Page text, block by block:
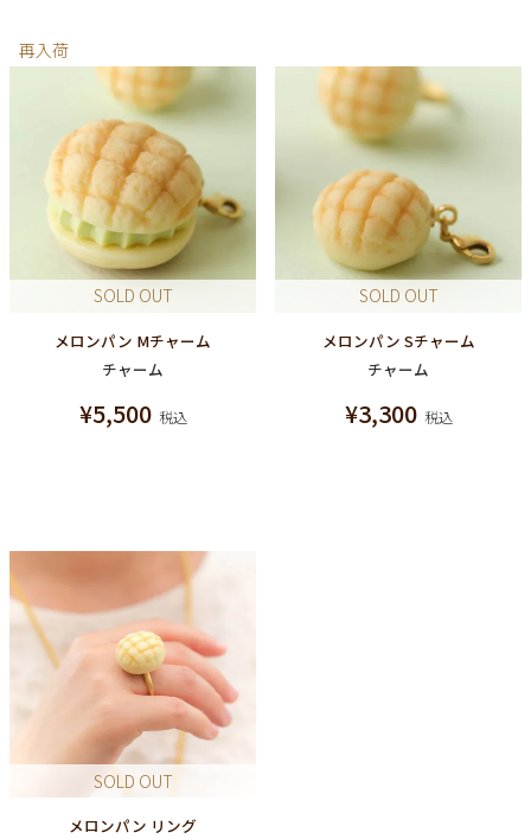
再入荷
SOLD OUT
メロンパン Mチャーム
チャーム
¥5,500 税込
SOLD OUT
メロンパン Sチャーム
チャーム
¥3,300 税込
SOLD OUT
メロンパン リング